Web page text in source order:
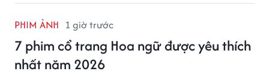
PHIM ẢNH 1 giờ trước
7 phim cổ trang Hoa ngữ được yêu thích
nhất năm 2026